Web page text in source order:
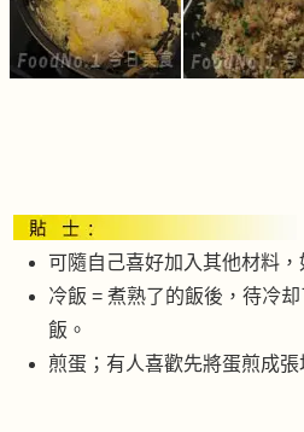
可隨自己喜好加入其他材料，
冷飯 = 煮熟了的飯後，待冷
飯。
煎蛋；有人喜歡先將蛋煎成張